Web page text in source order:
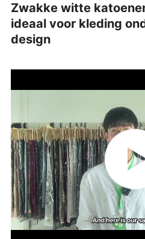
Zwakke witte
ideaal voor kleding
design